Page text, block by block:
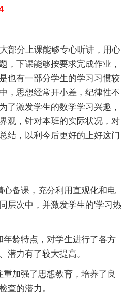
分上课能够专心听讲，用心
，下课能够按要求完成作业，
也有一部分学生的学习习惯较
，思想经常开小差，纪律性不
了激发学生的数学学习兴趣，
观，针对本班的实际状况，对
结，以利今后更好的上好这门
备课，充分利用直观化和电
层次中，并激发学生的'学习热
龄特点，对学生进行了各方
潜力有了较大提高。
加强了思想教育，培养了良
查的潜力。